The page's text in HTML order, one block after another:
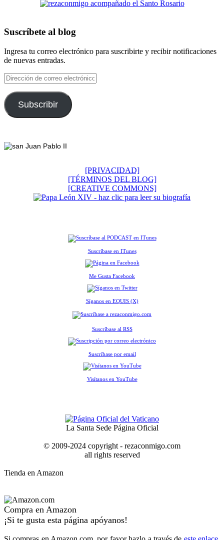
Suscríbete al blog
Ingresa tu correo electrónico para suscribirte y recibir notificaciones
de nuevas entradas.
Dirección
de
correo
electrónico
Subscribir
[PRIVACIDAD]
[TÉRMINOS DEL BLOG]
[CREATIVE COMMONS]
Suscríbase en ITunes
Me Gusta Facebook
Síganos en EQUIS (X)
Suscríbase al RSS
Suscríbase por email
Visítanos en YouTube
La Santa Sede Página Oficial
© 2009-2024 copyright - rezaconmigo.com
all rights reserved
Tienda en Amazon
Compra en Amazon
¡Si te gusta esta página apóyanos!